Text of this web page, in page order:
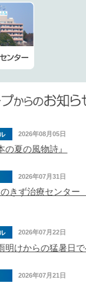
2026年08月05日
夏の風物詩』
2026年07月31日
のきず治療センタ
2026年07月22日
けからの猛暑日で
2026年07月21日